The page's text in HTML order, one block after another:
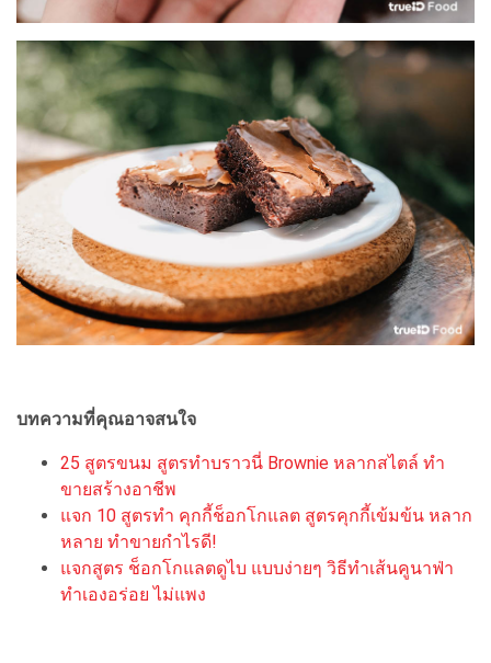
บทความที่คุณอาจสนใจ
25 สูตรขนม สูตรทำบราวนี่ Brownie หลากสไตล์ ทำ
ขายสร้างอาชีพ
แจก 10 สูตรทำ คุกกี้ช็อกโกแลต สูตรคุกกี้เข้มข้น หลาก
หลาย ทำขายกำไรดี!
แจกสูตร ช็อกโกแลตดูไบ แบบง่ายๆ วิธีทำเส้นคูนาฟ่า
ทำเองอร่อย ไม่แพง